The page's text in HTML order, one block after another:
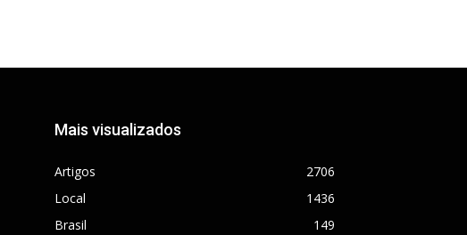
Mais visualizados
Artigos
2706
Local
1436
Brasil
149